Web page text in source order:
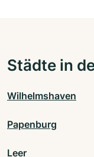
Städte in
Wilhelmshaven
Papenburg
Leer